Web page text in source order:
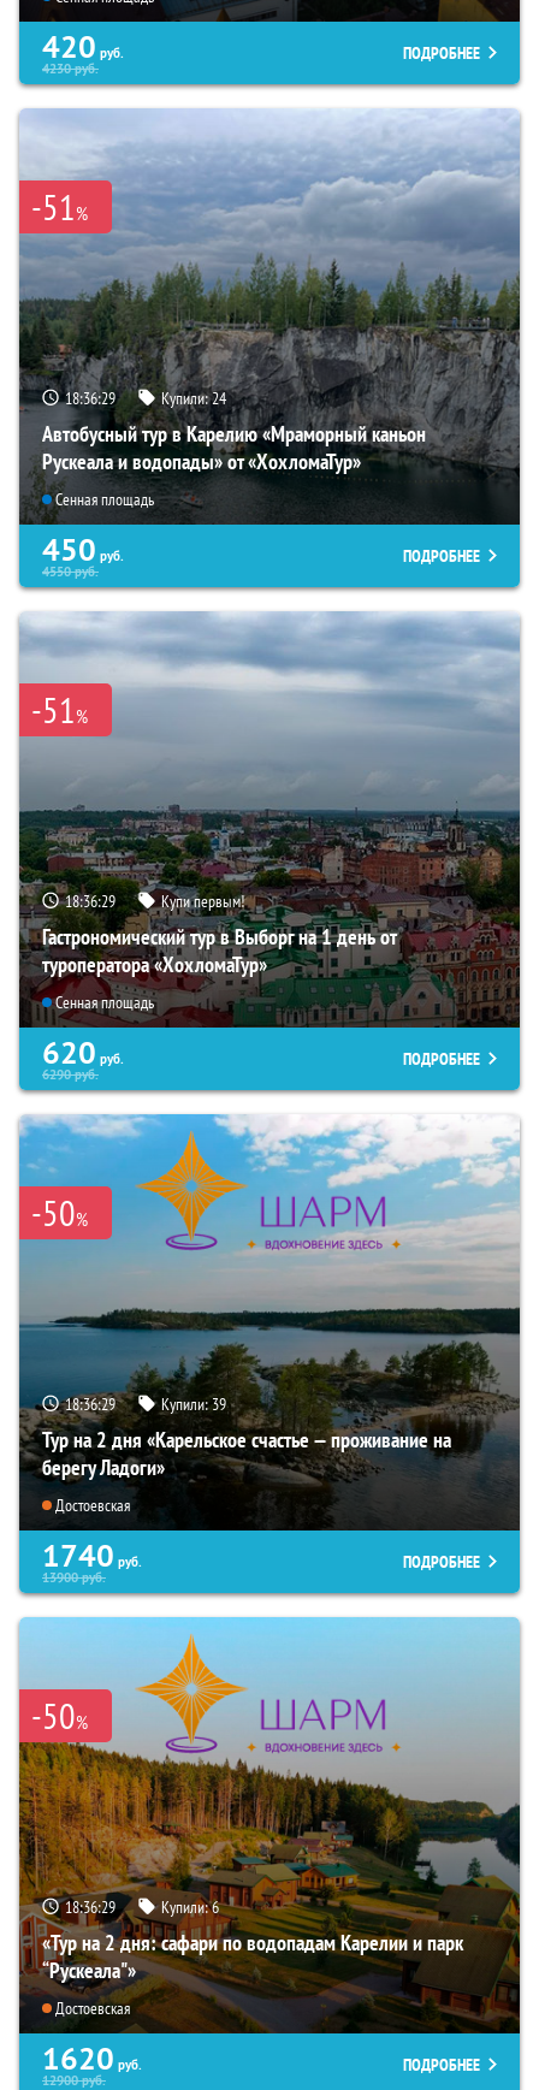
420 руб.
4230руб.
ПОДРОБНЕЕ
-51%
18:36:28 Купили:24
Автобусный тур в Карелию «Мраморный каньон
Рускеала и водопады» от «ХохломаТур»
Сенная площадь
450 руб.
4550руб.
ПОДРОБНЕЕ
-51%
18:36:28 Купи первым!
Гастрономический тур в Выборг на 1 день от
туроператора «ХохломаТур»
Сенная площадь
620 руб.
6290руб.
ПОДРОБНЕЕ
-50%
18:36:28 Купили:39
Тур на 2 дня «Карельское счастье — проживание на
берегу Ладоги»
Достоевская
1740 руб.
13900руб.
ПОДРОБНЕЕ
-50%
18:36:28 Купили:6
«Тур на 2 дня: сафари по водопадам Карелии и парк
“Рускеала"»
Достоевская
1620 руб.
12900руб.
ПОДРОБНЕЕ